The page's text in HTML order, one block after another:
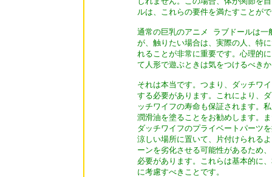
ルは、これらの要件を満たすことが
通常の巨乳のアニメ ラブドールは
が、触りたい場合は、実際の人、特
れることが非常に重要です。心理的
て人形で遊ぶときは気をつけるべき
それは本当です。つまり、ダッチワ
する必要があります。これにより、
ッチワイフの寿命も保証されます。
潤滑油を塗ることをお勧めします。
ダッチワイフのプライベートパーツ
涼しい場所に置いて、片付けられる
ーンを劣化させる可能性があるため
必要があります。これらは基本的に
に考慮すべきことです。